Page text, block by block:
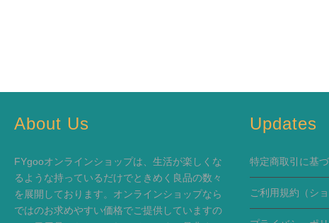
About Us
FYgooオンラインショップは、生活が楽しくな
るような持っているだけでときめく良品の数々
を展開しております。オンラインショップなら
ではのお求めやすい価格でご提供していますの
Updates
特定商取引に基
ご利用規約 （シ